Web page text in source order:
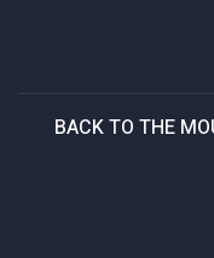
BACK TO THE